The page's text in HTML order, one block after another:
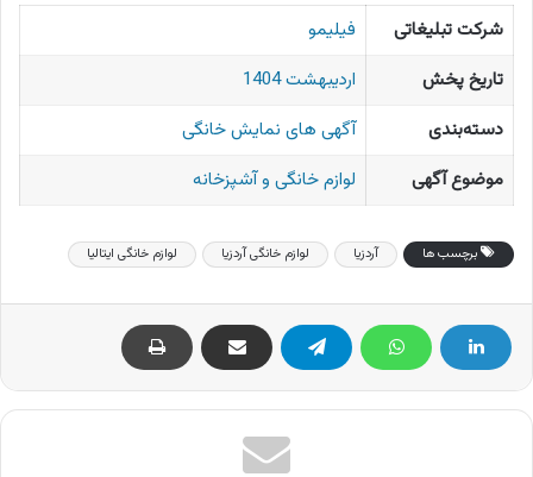
شرکت تبلیغاتی
فیلیمو
تاریخ پخش
اردیبهشت 1404
دسته‌بندی
آگهی های نمایش خانگی
موضوع آگهی
لوازم خانگی و آشپزخانه
برچسب ها آردزیا لوازم خانگی آردزیا لوازم خانگی ایتالیا